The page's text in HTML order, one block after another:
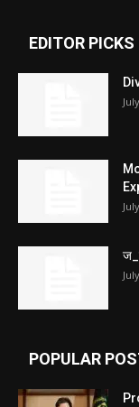
EDITOR PICKS
POPULAR